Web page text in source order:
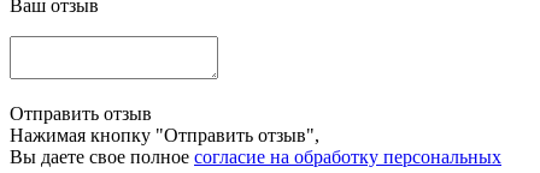
Ваш отзыв
Отправить отзыв
Нажимая кнопку "Отправить отзыв",
Вы даете свое полное согласие на обработку персональных